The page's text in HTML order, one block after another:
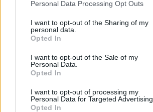
Personal Data Processing Opt Outs
I want to opt-out of the Sharing of my
personal data.
Opted In
I want to opt-out of the Sale of my
Personal Data.
Opted In
I want to opt-out of processing my
Personal Data for Targeted Advertising.
Opted In
Minka 9. rész